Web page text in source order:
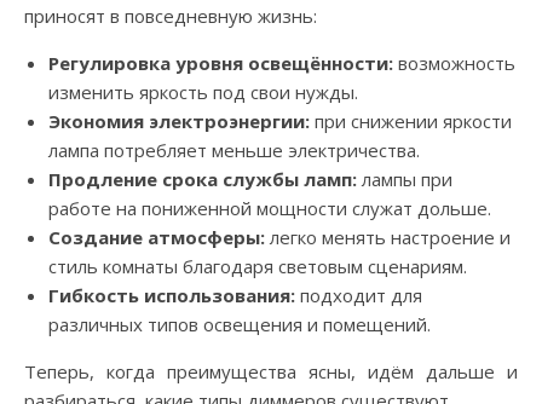
приносят в повседневную жизнь:
Регулировка уровня освещённости: возможность
изменить яркость под свои нужды.
Экономия электроэнергии: при снижении яркости
лампа потребляет меньше электричества.
Продление срока службы ламп:лампы при
работе на пониженной мощности служат дольше.
Создание атмосферы:легко менять настроение и
стиль комнаты благодаря световым сценариям.
Гибкость использования: подходит для
различных типов освещения и помещений.
Теперь, когда преимущества ясны, идём дальше и